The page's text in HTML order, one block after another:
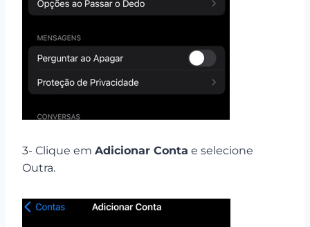
3- Clique em Adicionar Conta e selecione
Outra.